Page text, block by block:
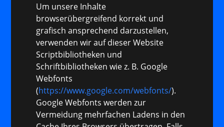
Um unsere Inhalte
browserübergreifend korrekt und
grafisch ansprechend darzustellen,
verwenden wir auf dieser Website
Scriptbibliotheken und
Schriftbibliotheken wie z. B. Google
Webfonts
(https://www.google.com/webfonts/).
Google Webfonts werden zur
Vermeidung mehrfachen Ladens in den